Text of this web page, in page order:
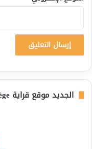
الجديد موقع قراية Collège